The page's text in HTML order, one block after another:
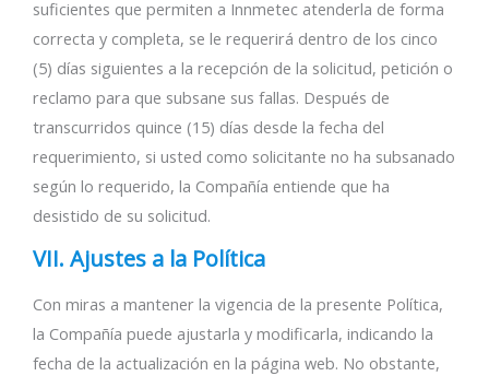
suficientes que permiten a Innmetec atenderla de forma
correcta y completa, se le requerirá dentro de los cinco
(5) días siguientes a la recepción de la solicitud, petición o
reclamo para que subsane sus fallas. Después de
transcurridos quince (15) días desde la fecha del
requerimiento, si usted como solicitante no ha subsanado
según lo requerido, la Compañía entiende que ha
desistido de su solicitud.
VII. Ajustes a la Política
Con miras a mantener la vigencia de la presente Política,
la Compañía puede ajustarla y modificarla, indicando la
fecha de la actualización en la página web. No obstante,